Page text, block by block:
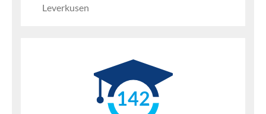
Leverkusen
142